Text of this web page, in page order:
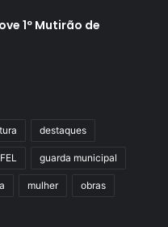
1º Mutirão de
destaques
FEL guarda municipal
mulher obras